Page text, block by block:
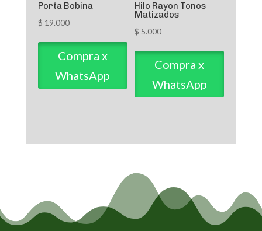
Porta Bobina
$ 19.000
Compra x
WhatsApp
Hilo Rayon Tonos
Matizados
$ 5.000
Compra x
WhatsApp